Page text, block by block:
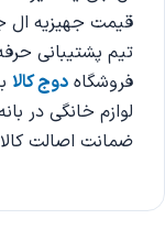
قیمت جهیزیه ال
تیم پشتیبانی
فروشگاه دوج کالا
لوازم خانگی در
ضمانت اصالت